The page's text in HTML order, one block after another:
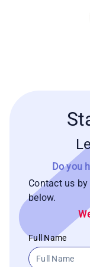
Do you
Contact us
below.
Full Name